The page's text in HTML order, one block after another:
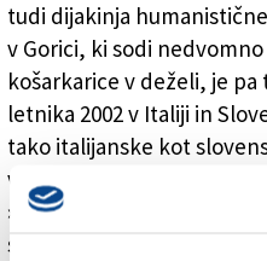
tudi dijakinja
v Gorici, ki sodi
košarkarice v deželi, je
letnika 2002 v Italiji in
tako italijanske kot
vrste.
»Futurosi sem se
sezone. Sprva smo